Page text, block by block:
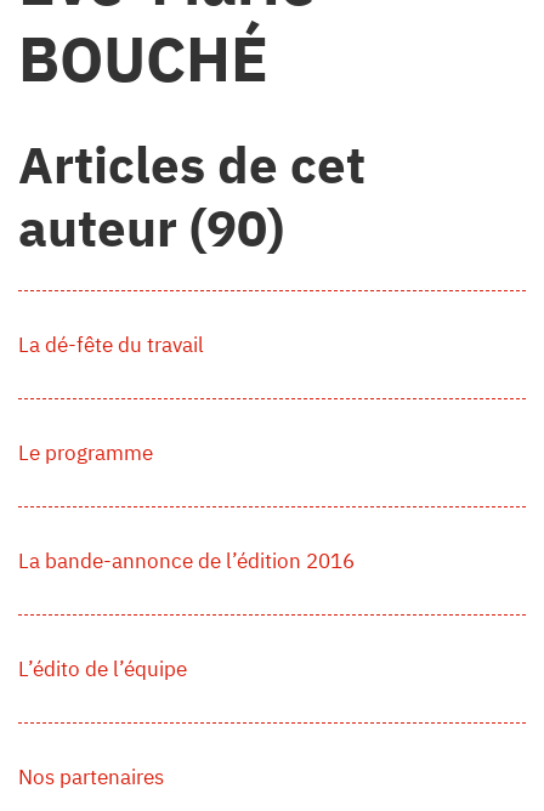
BOUCHÉ
Articles de cet
auteur (90)
La dé-fête du travail
Le programme
La bande-annonce de l’édition 2016
L’édito de l’équipe
Nos partenaires